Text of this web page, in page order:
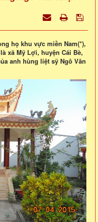
họ khu vực miền Nam(*),
xã Mỹ Lợi, huyện Cái Bè,
anh hùng liệt sỹ Ngô Văn